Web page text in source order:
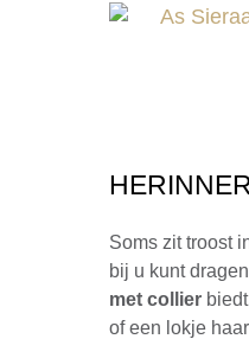
Soms zit troost
bij u kunt
met collier
of een lokje